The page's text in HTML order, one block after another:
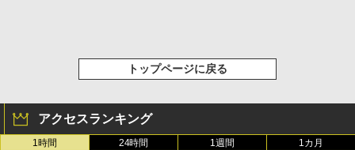
トップページに戻る
アクセスランキング
1時間 24時間 1週間 1カ月